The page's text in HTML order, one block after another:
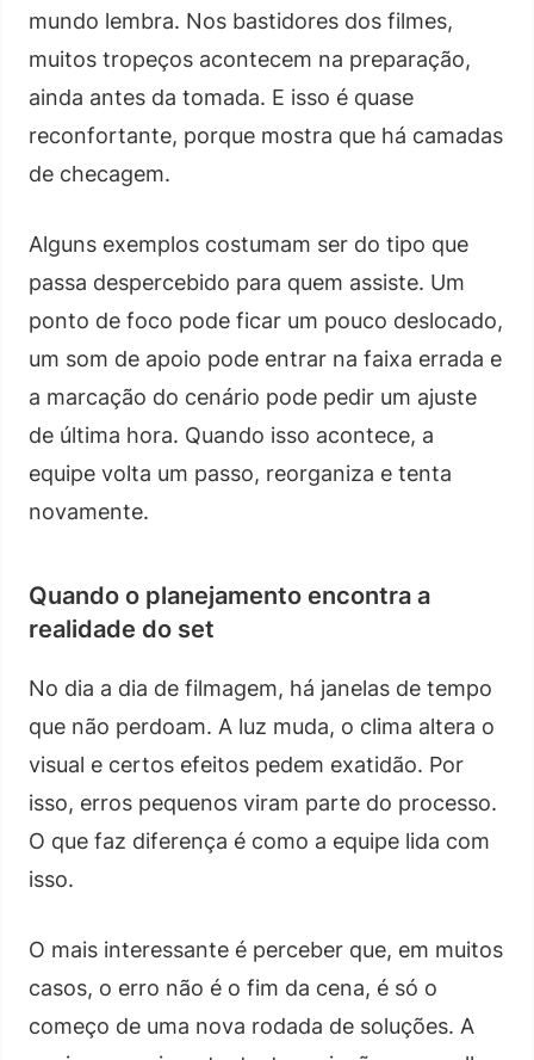
mundo lembra. Nos bastidores dos filmes,
muitos tropeços acontecem na preparação,
ainda antes da tomada. E isso é quase
reconfortante, porque mostra que há camadas
de checagem.
Alguns exemplos costumam ser do tipo que
passa despercebido para quem assiste. Um
ponto de foco pode ficar um pouco deslocado,
um som de apoio pode entrar na faixa errada e
a marcação do cenário pode pedir um ajuste
de última hora. Quando isso acontece, a
equipe volta um passo, reorganiza e tenta
novamente.
Quando o planejamento encontra a
realidade do set
No dia a dia de filmagem, há janelas de tempo
que não perdoam. A luz muda, o clima altera o
visual e certos efeitos pedem exatidão. Por
isso, erros pequenos viram parte do processo.
O que faz diferença é como a equipe lida com
isso.
O mais interessante é perceber que, em muitos
casos, o erro não é o fim da cena, é só o
começo de uma nova rodada de soluções. A